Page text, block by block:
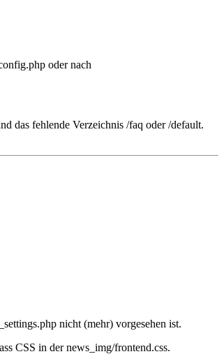
oder nach
das fehlende Verzeichnis /faq oder /default.
nicht (mehr) vorgesehen ist.
CSS in der news_img/frontend.css.